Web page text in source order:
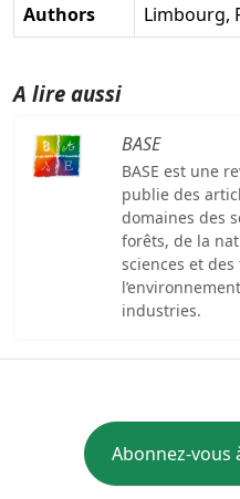
Authors
Limbourg,
A lire aussi
BASE
BASE est une
publie des
domaines des
forêts, de la
sciences et
industries.
Abonnez-vous